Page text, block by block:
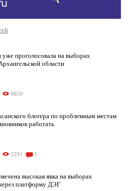
уже проголосовала на выборах
области
9650
блогера по проблемным местам
работать
2291 1
высокая явка на выборах
платформу ДЭГ